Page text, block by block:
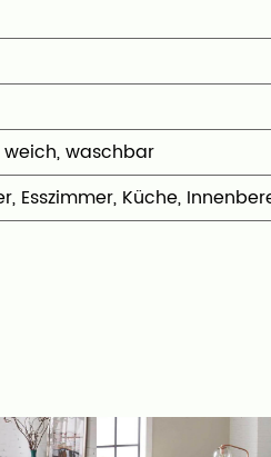
waschbar
Esszimmer, Küche,